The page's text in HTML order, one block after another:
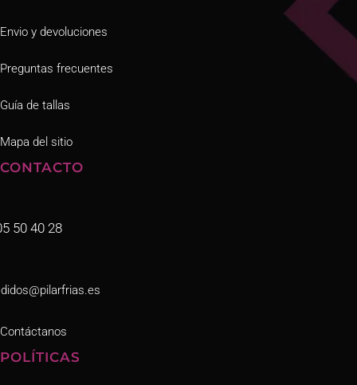
Envio y devoluciones
Preguntas frecuentes
Guía de tallas
Mapa del sitio
CONTACTO
50 40 28
Contáctanos
POLÍTICAS